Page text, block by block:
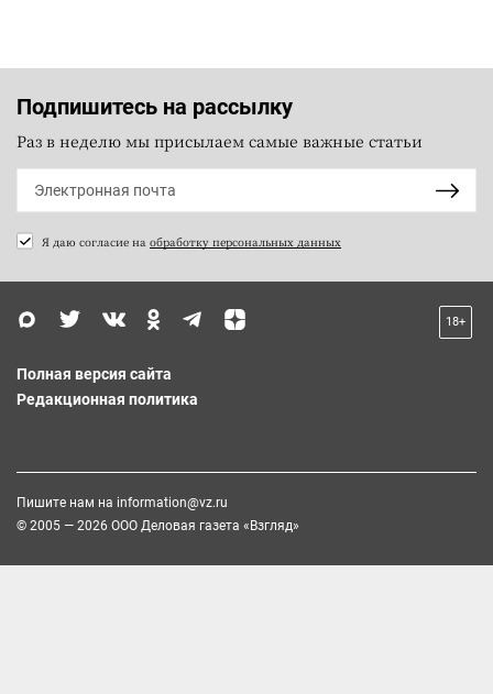
Подпишитесь на рассылку
Раз в неделю мы присылаем самые важные статьи
Я даю согласие на обработку персональных данных
18+
Полная версия сайта
Редакционная политика
Пишите нам на information@vz.ru
© 2005 — 2026 ООО Деловая газета «Взгляд»